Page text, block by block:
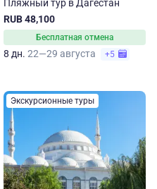
Пляжный тур в Дагестан
RUB 48,100
Бесплатная отмена
8 дн. 22—29 августа +5
Экскурсионные туры